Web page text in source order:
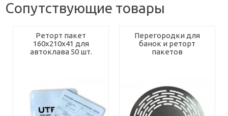
Сопутствующие товары
Реторт пакет
160х210х41 для
автоклава 50 шт.
Перегородки для
банок и реторт
пакетов